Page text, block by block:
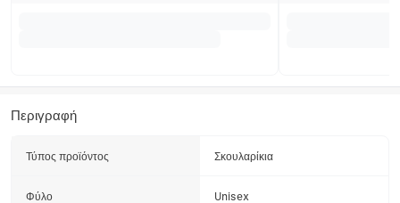
Περιγραφή
Τύπος προϊόντος Σκουλαρίκια
Φύλο Unisex